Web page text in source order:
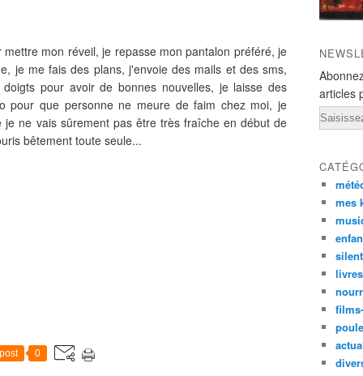
mon réveil, je repasse mon pantalon préféré, je
je me fais des plans, j'envoie des mails et des sms,
pour avoir de bonnes nouvelles, je laisse des
pour que personne ne meure de faim chez moi, je
ne vais sûrement pas être très fraîche en début de
bêtement toute seule...
0
articles
Email
mes